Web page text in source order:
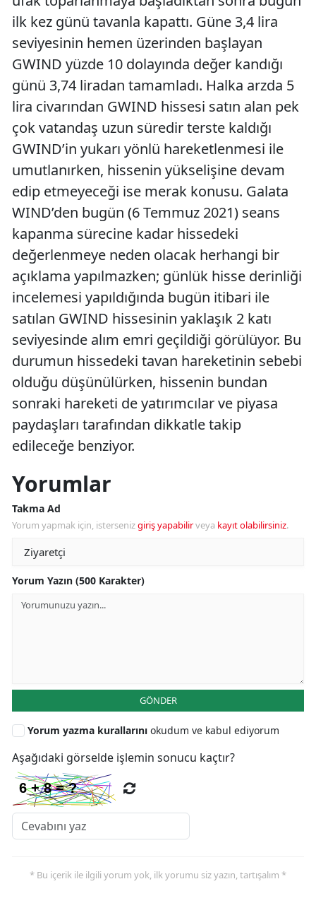
ilk kez günü tavanla kapattı. Güne 3,4 lira
seviyesinin hemen üzerinden başlayan
GWIND yüzde 10 dolayında değer kandığı
günü 3,74 liradan tamamladı. Halka arzda 5
lira civarından GWIND hissesi satın alan pek
çok vatandaş uzun süredir terste kaldığı
GWIND’in yukarı yönlü hareketlenmesi ile
umutlanırken, hissenin yükselişine devam
edip etmeyeceği ise merak konusu. Galata
WIND’den bugün (6 Temmuz 2021) seans
kapanma sürecine kadar hissedeki
değerlenmeye neden olacak herhangi bir
açıklama yapılmazken; günlük hisse derinliği
incelemesi yapıldığında bugün itibari ile
satılan GWIND hissesinin yaklaşık 2 katı
seviyesinde alım emri geçildiği görülüyor. Bu
durumun hissedeki tavan hareketinin sebebi
olduğu düşünülürken, hissenin bundan
sonraki hareketi de yatırımcılar ve piyasa
paydaşları tarafından dikkatle takip
edileceğe benziyor.
Yorumlar
Takma Ad
Yorum yapmak için, istersenizgiriş yapabilirveya kayıt olabilirsiniz.
Yorum Yazın (500 Karakter)
GÖNDER
Yorum yazma kurallarını okudum ve kabul ediyorum
Aşağıdaki görselde işlemin sonucu kaçtır?
* Bu içerik ile ilgili yorum yok, ilk yorumu siz yazın, tartışalım *